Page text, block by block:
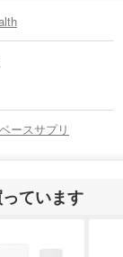
ースサプリ
ています